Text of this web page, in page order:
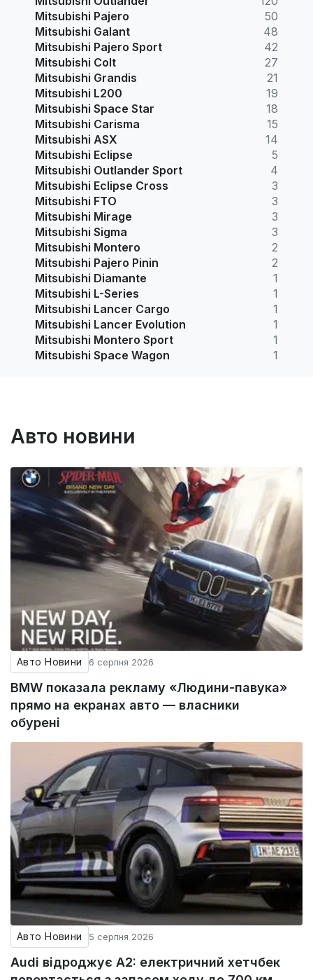
Mitsubishi Pajero
50
Mitsubishi Galant
48
Mitsubishi Pajero Sport
42
Mitsubishi Colt
27
Mitsubishi Grandis
21
Mitsubishi L200
19
Mitsubishi Space Star
18
Mitsubishi Carisma
15
Mitsubishi ASX
14
Mitsubishi Eclipse
5
Mitsubishi Outlander Sport
4
Mitsubishi Eclipse Cross
3
Mitsubishi FTO
3
Mitsubishi Mirage
3
Mitsubishi Sigma
3
Mitsubishi Montero
2
Mitsubishi Pajero Pinin
2
Mitsubishi Diamante
1
Mitsubishi L-Series
1
Mitsubishi Lancer Cargo
1
Mitsubishi Lancer Evolution
1
Mitsubishi Montero Sport
1
Mitsubishi Space Wagon
1
Авто новини
Авто Новини 6 серпня 2026
BMW показала рекламу «Людини-павука»
прямо на екранах авто — власники
обурені
Авто Новини 5 серпня 2026
Audi відроджує A2: електричний хетчбек